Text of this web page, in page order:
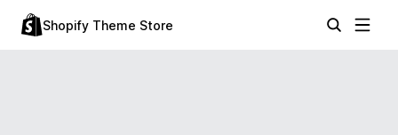
Shopify Theme Store